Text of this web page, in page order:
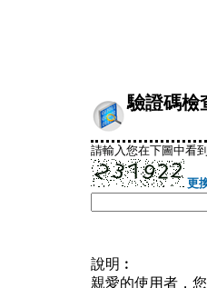
驗證碼檢
請輸入您在下圖中看
更
說明︰
親愛的使用者，